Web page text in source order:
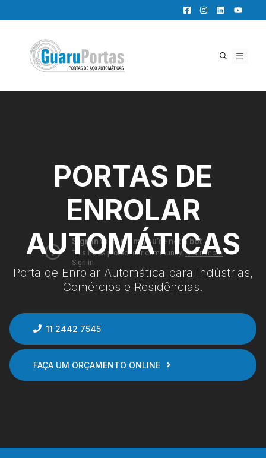
para
conteúdo
MENU
PORTAS DE
ENROLAR
AUTOMÁTICAS
Porta de Enrolar Automática para Indústrias,
Comércios e Residências.
11 2442 7545
FAÇA UM ORÇAMENTO ONLINE